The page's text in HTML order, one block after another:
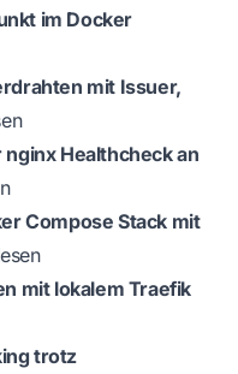
im Docker
mit Issuer,
Healthcheck an
Compose Stack mit
mit lokalem Traefik
trotz